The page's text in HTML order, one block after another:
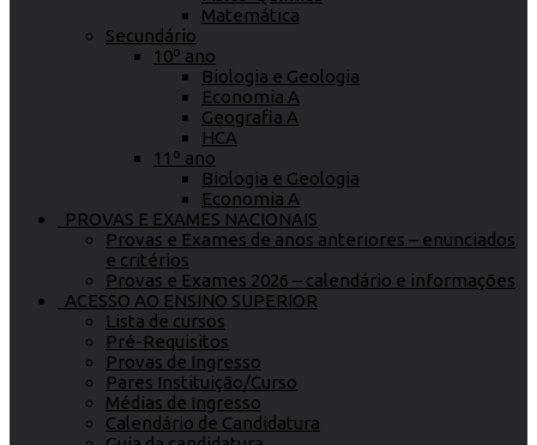
Matemática
Secundário
10º ano
Biologia e Geologia
Economia A
Geografia A
HCA
11º ano
Biologia e Geologia
Economia A
PROVAS E EXAMES NACIONAIS
Provas e Exames de anos anteriores – enunciados
e critérios
Provas e Exames 2026 – calendário e informações
ACESSO AO ENSINO SUPERIOR
Lista de cursos
Pré-Requisitos
Provas de Ingresso
Pares Instituição/Curso
Médias de Ingresso
Calendário de Candidatura